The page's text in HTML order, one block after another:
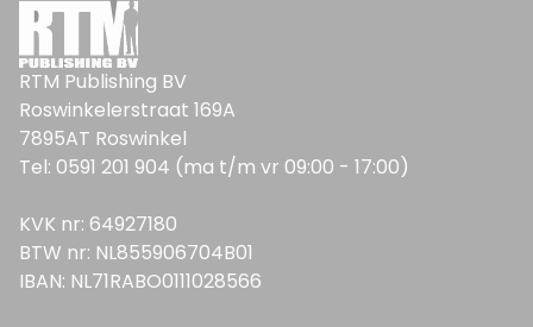
RTM Publishing BV
Roswinkelerstraat 169A
7895AT Roswinkel
Tel: 0591 201 904 (ma t/m vr 09:00 - 17:00)
KVK nr: 64927180
BTW nr: NL855906704B01
IBAN: NL71RABO0111028566